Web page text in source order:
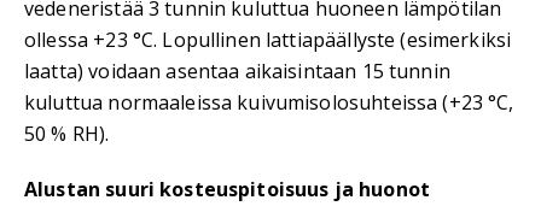
vedeneristää 3 tunnin kuluttua huoneen lämpötilan
ollessa +23 °C. Lopullinen lattiapäällyste (esimerkiksi
laatta) voidaan asentaa aikaisintaan 15 tunnin
kuluttua normaaleissa kuivumisolosuhteissa (+23 °C,
50 % RH).
Alustan suuri kosteuspitoisuus ja huonot